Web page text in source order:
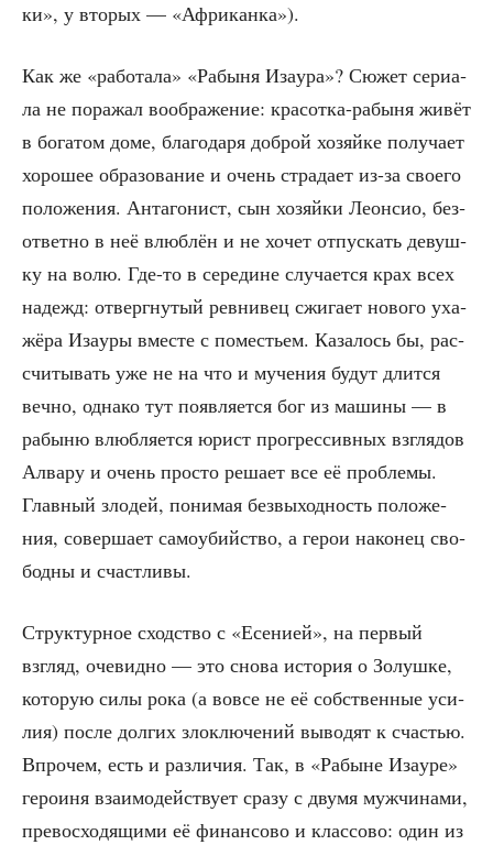
ки», у вто­рых — «Афри­кан­ка»).
Как же «рабо­та­ла» «Рабы­ня Иза­ура»? Сюжет сери­а­
ла не пора­жал вооб­ра­же­ние: кра­сот­ка-рабы­ня живёт
в бога­том доме, бла­го­да­ря доб­рой хозяй­ке полу­ча­ет
хоро­шее обра­зо­ва­ние и очень стра­да­ет из-за сво­е­го
поло­же­ния. Анта­го­нист, сын хозяй­ки Леон­сио, без­
от­вет­но в неё влюб­лён и не хочет отпус­кать девуш­
ку на волю. Где-то в сере­дине слу­ча­ет­ся крах всех
надежд: отверг­ну­тый рев­ни­вец сжи­га­ет ново­го уха­
жё­ра Иза­уры вме­сте с поме­стьем. Каза­лось бы, рас­
счи­ты­вать уже не на что и муче­ния будут длит­ся
веч­но, одна­ко тут появ­ля­ет­ся бог из маши­ны — в
рабы­ню влюб­ля­ет­ся юрист про­грес­сив­ных взгля­дов
Алва­ру и очень про­сто реша­ет все её про­бле­мы.
Глав­ный зло­дей, пони­мая без­вы­ход­ность поло­же­
ния, совер­ша­ет само­убий­ство, а герои нако­нец сво­
бод­ны и счастливы.
Струк­тур­ное сход­ство с «Есе­ни­ей», на пер­вый
взгляд, оче­вид­но — это сно­ва исто­рия о Золуш­ке,
кото­рую силы рока (а вовсе не её соб­ствен­ные уси­
лия) после дол­гих зло­клю­че­ний выво­дят к сча­стью.
Впро­чем, есть и раз­ли­чия. Так, в «Рабыне Иза­уре»
геро­и­ня вза­и­мо­дей­ству­ет сра­зу с дву­мя муж­чи­на­ми,
пре­вос­хо­дя­щи­ми её финан­со­во и клас­со­во: один из